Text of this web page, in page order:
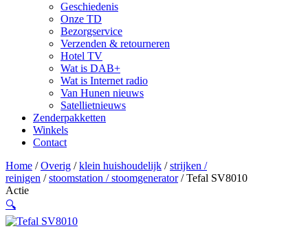
Geschiedenis
Onze TD
Bezorgservice
Verzenden & retourneren
Hotel TV
Wat is DAB+
Wat is Internet radio
Van Hunen nieuws
Satellietnieuws
Zenderpakketten
Winkels
Contact
Home /Overig /klein huishoudelijk /strijken /
reinigen /stoomstation / stoomgenerator/ Tefal SV8010
Actie
🔍